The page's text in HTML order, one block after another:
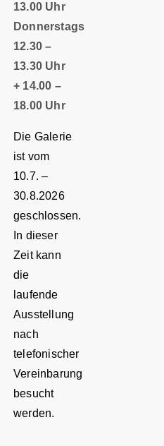
13.00 Uhr
Donnerstags
12.30 –
13.30 Uhr
+ 14.00 –
18.00 Uhr
Die Galerie
ist vom
10.7. –
30.8.2026
geschlossen.
In dieser
Zeit kann
die
laufende
Ausstellung
nach
telefonischer
Vereinbarung
besucht
werden.